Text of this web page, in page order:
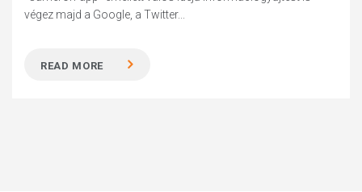
végez majd a Google, a Twitter...
READ MORE